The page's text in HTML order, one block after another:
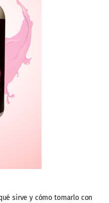
sirve y cómo tomarlo con